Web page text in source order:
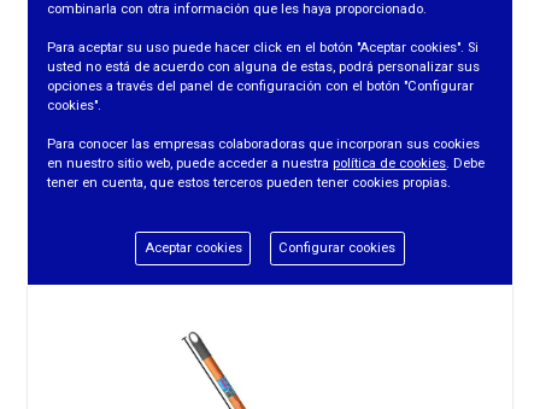
PALO NEON ALUMINIO 1,40 MTS. UNIVERSAL
combinarla con otra información que les haya proporcionado.
Para aceptar su uso puede hacer click en el botón "Aceptar cookies". Si
usted no está de acuerdo con alguna de estas, podrá personalizar sus
opciones a través del panel de configuración con el botón "Configurar
cookies".
Para conocer las empresas colaboradoras que incorporan sus cookies
en nuestro sitio web, puede acceder a nuestra política de cookies. Debe
tener en cuenta, que estos terceros pueden tener cookies propias.
Aceptar cookies Configurar cookies